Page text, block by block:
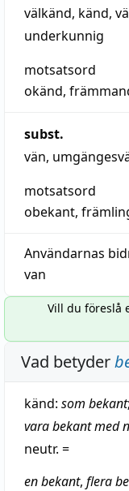
välkänd, känd,
underkunnig
motsatsord
okänd,
subst.
vän,
motsatsord
obekant,
Användarnas
van
Vill du föreslå
Vad betyder
känd: som bekant;
vara bekant med
neutr. =
en bekant, flera